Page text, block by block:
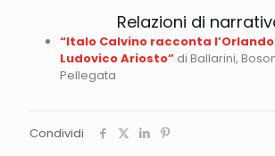
Relazioni di
“Italo Calvino racconta
Ludovico Ariosto”di Ballarini,
Pellegata
Condividi